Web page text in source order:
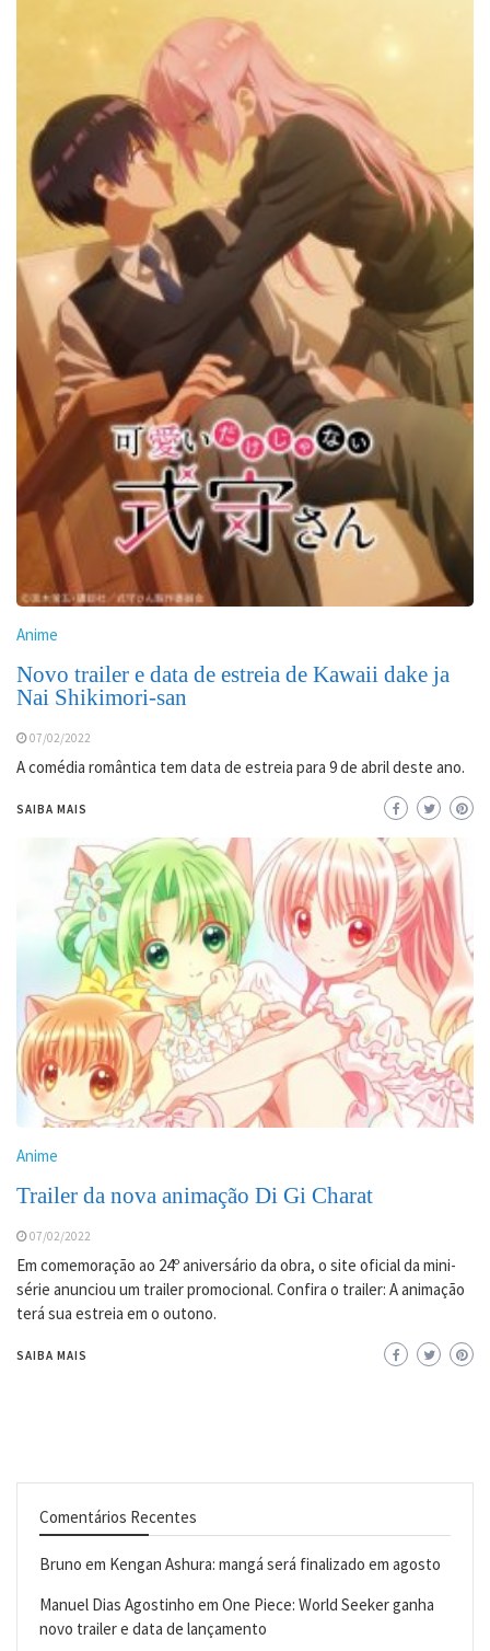
Anime
Novo trailer e data de estreia de Kawaii dake ja
Nai Shikimori-san
07/02/2022
A comédia romântica tem data de estreia para 9 de abril deste ano.
SAIBA MAIS
Anime
Trailer da nova animação Di Gi Charat
07/02/2022
Em comemoração ao 24º aniversário da obra, o site oficial da mini-
série anunciou um trailer promocional. Confira o trailer: A animação
terá sua estreia em o outono.
SAIBA MAIS
Comentários Recentes
Bruno em Kengan Ashura: mangá será finalizado em agosto
Manuel Dias Agostinho em One Piece: World Seeker ganha
novo trailer e data de lançamento